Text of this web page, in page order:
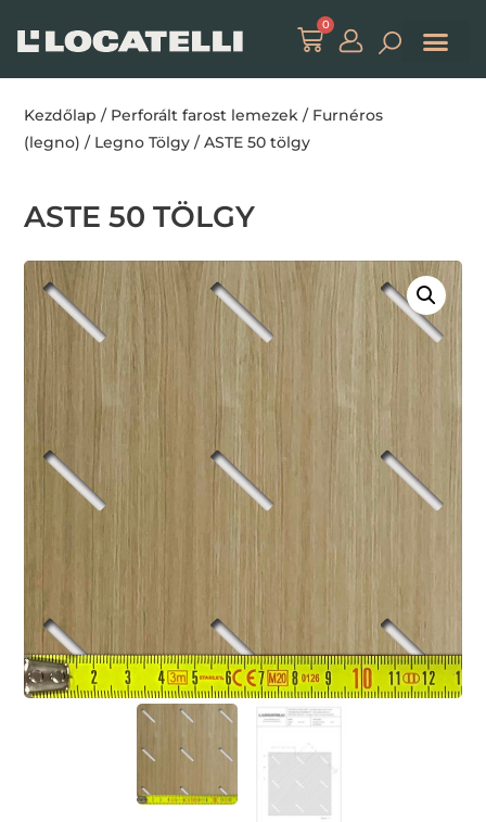
0
Kezdőlap / Perforált farost lemezek / Furnéros
(legno) / Legno Tölgy / ASTE 50 tölgy
ASTE 50 TÖLGY